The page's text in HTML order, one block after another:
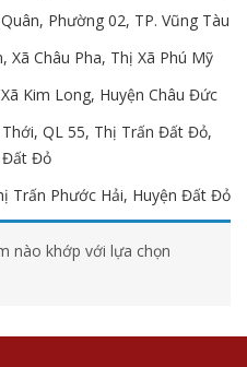
Phường 02, TP. Vũng Tàu
Xã Châu Pha, Thị Xã Phú Mỹ
Kim Long, Huyện Châu Đức
QL 55, Thị Trấn Đất Đỏ,
Đất Đỏ
Trấn Phước Hải, Huyện Đất Đỏ
nào khớp với lựa chọn